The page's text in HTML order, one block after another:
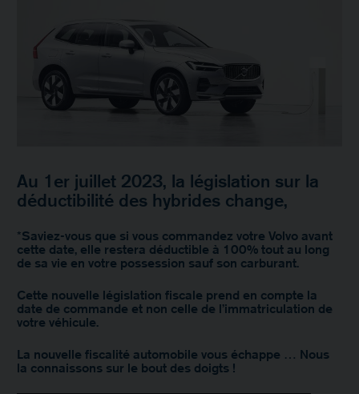
Au 1er juillet 2023, la législation sur la
déductibilité des hybrides change,
*Saviez-vous que si vous commandez votre Volvo avant
cette date, elle restera déductible à 100% tout au long
de sa vie en votre possession sauf son carburant.
Cette nouvelle législation fiscale prend en compte la
date de commande et non celle de l’immatriculation de
votre véhicule.
La nouvelle fiscalité automobile vous échappe … Nous
la connaissons sur le bout des doigts !